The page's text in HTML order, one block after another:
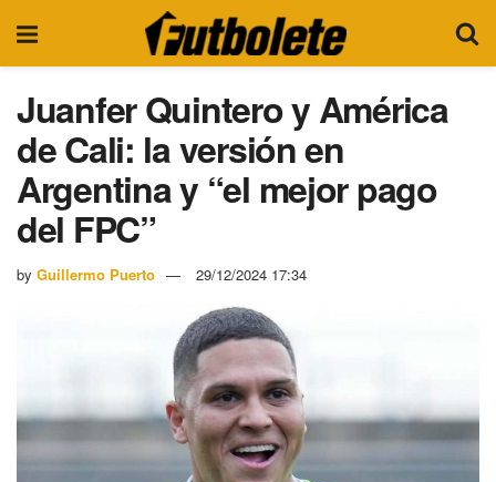
Juanfer Quintero y América
de Cali: la versión en
Argentina y “el mejor pago
del FPC”
by Guillermo Puerto 29/12/2024 17:34